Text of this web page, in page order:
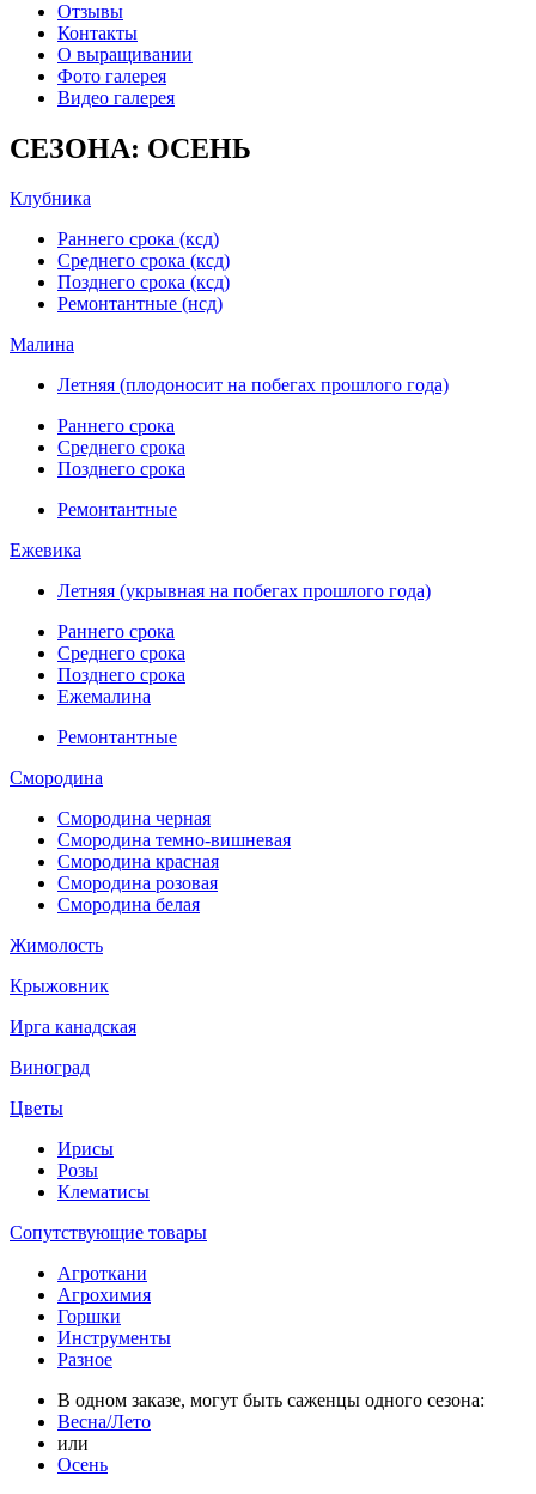
Отзывы
Контакты
О выращивании
Фото галерея
Видео галерея
СЕЗОНА: ОСЕНЬ
Клубника
Раннего срока (ксд)
Среднего срока (ксд)
Позднего срока (ксд)
Ремонтантные (нсд)
Малина
Летняя (плодоносит на побегах прошлого года)
Раннего срока
Среднего срока
Позднего срока
Ремонтантные
Ежевика
Летняя (укрывная на побегах прошлого года)
Раннего срока
Среднего срока
Позднего срока
Ежемалина
Ремонтантные
Смородина
Смородина черная
Смородина темно-вишневая
Смородина красная
Смородина розовая
Смородина белая
Жимолость
Крыжовник
Ирга канадская
Виноград
Цветы
Ирисы
Розы
Клематисы
Сопутствующие товары
Агроткани
Агрохимия
Горшки
Инструменты
Разное
В одном заказе, могут быть саженцы одного сезона:
Весна/Лето
или
Осень